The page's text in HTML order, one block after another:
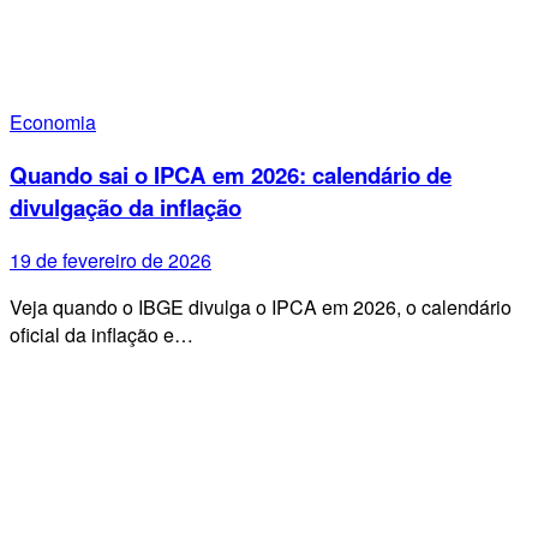
Economia
Quando sai o IPCA em 2026: calendário de
divulgação da inflação
19 de fevereiro de 2026
Veja quando o IBGE divulga o IPCA em 2026, o calendário
oficial da inflação e…